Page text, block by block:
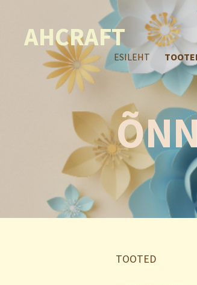
AHCRAFT
ESILEHT
TOOTED